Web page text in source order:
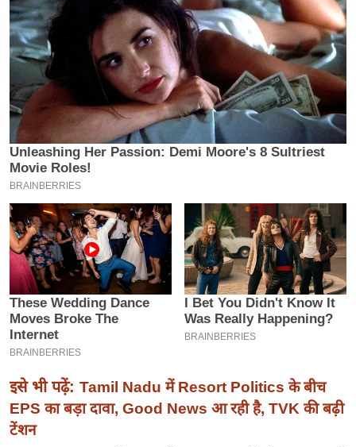
P
L
2
0
2
6
इ
म
ई
-
पे
प
र
मि
सा
ल
बे
मि
सा
इसे भी पढ़ें: Tamil Nadu में Resort Politics के बीच
EPS का बड़ा दावा, Good News आ रही है, TVK की बढ़ी
टेंशन